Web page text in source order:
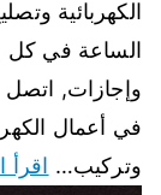
الكهربائية
الساعة في كل
في أعمال
وتركيب… اقرأ